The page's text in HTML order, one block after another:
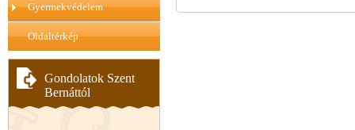
Gyermekvédelem
Oldaltérkép
Gondolatok Szent
Bernáttól